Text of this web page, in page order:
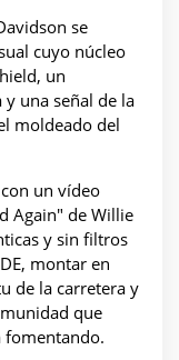
se
cuyo núcleo
un
una señal de la
moldeado del
un vídeo
Again" de Willie
y sin filtros
montar en
de la carretera y
que
fomentando.